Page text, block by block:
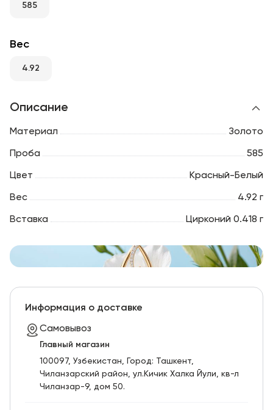
585
Вес
4.92
Описание
Материал Золото
Проба 585
Цвет Красный-Белый
Вес 4.92 г
Вставка Цирконий 0.418 г
Информация о доставке
Самовывоз
Главный магазин
100097, Узбекистан, Город: Ташкент,
Чиланзарский pайон, ул.Кичик Халка Йули, кв-л
Чиланзар-9, дом 50.